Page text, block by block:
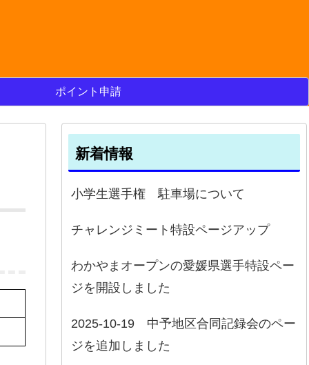
ポイント申請
新着情報
小学生選手権 駐車場について
チャレンジミート特設ページアップ
わかやまオープンの愛媛県選手特設ペー
ジを開設しました
2025-10-19 中予地区合同記録会のペー
ジを追加しました